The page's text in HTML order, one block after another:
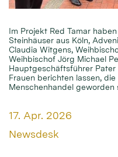
Im Projekt Red Tamar
Steinhäuser aus Köln,
Claudia Witgens,
Weihbischof Jörg Michael
Hauptgeschäftsführer
Frauen berichten lassen,
Menschenhandel geworden
Datum:
17. Apr. 2026
Von:
Newsdesk